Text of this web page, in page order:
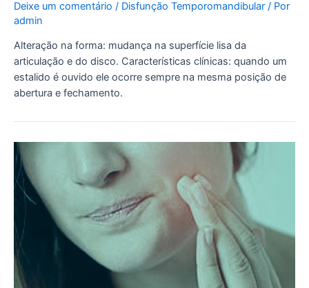
Deixe um comentário / Disfunção Temporomandibular / Por
admin
Alteração na forma: mudança na superfície lisa da
articulação e do disco. Características clínicas: quando um
estalido é ouvido ele ocorre sempre na mesma posição de
abertura e fechamento.